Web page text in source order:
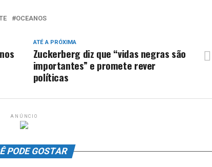
OCEANOS
ATÉ A PRÓXIMA
Zuckerberg diz que “vidas negras são
importantes” e promete rever
políticas
ANÚNCIO
PODE GOSTAR